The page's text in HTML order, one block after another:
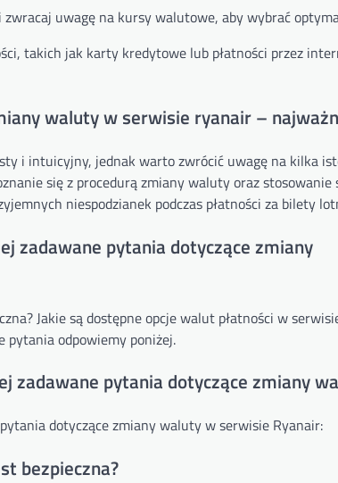
uwagę na kursy walutowe, aby wybrać
takich jak karty kredytowe lub płatności przez
waluty w serwisie ryanair –
i intuicyjny, jednak warto zwrócić uwagę na kilka
się z procedurą zmiany waluty oraz
niespodzianek podczas płatności za bilety
zadawane pytania dotyczące zmiany
Jakie są dostępne opcje walut płatności w
odpowiemy poniżej.
zadawane pytania dotyczące zmiany
dotyczące zmiany waluty w serwisie Ryanair:
bezpieczna?